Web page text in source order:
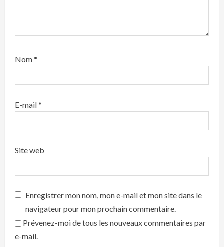
Nom*
E-mail*
Site web
Enregistrer mon nom, mon e-mail et mon site dans le
navigateur pour mon prochain commentaire.
Prévenez-moi de tous les nouveaux commentaires par
e-mail.